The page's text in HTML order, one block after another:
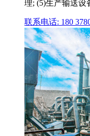
理; (5)生产输送设
联系电话: 180